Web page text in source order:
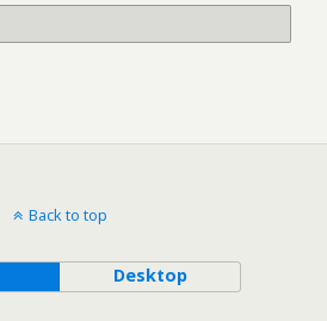
Back to top
Desktop